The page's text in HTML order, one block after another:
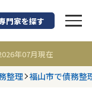
整理に強い弁
府県を選択
門家を探す
年07月現在
整理 福山市で債務整